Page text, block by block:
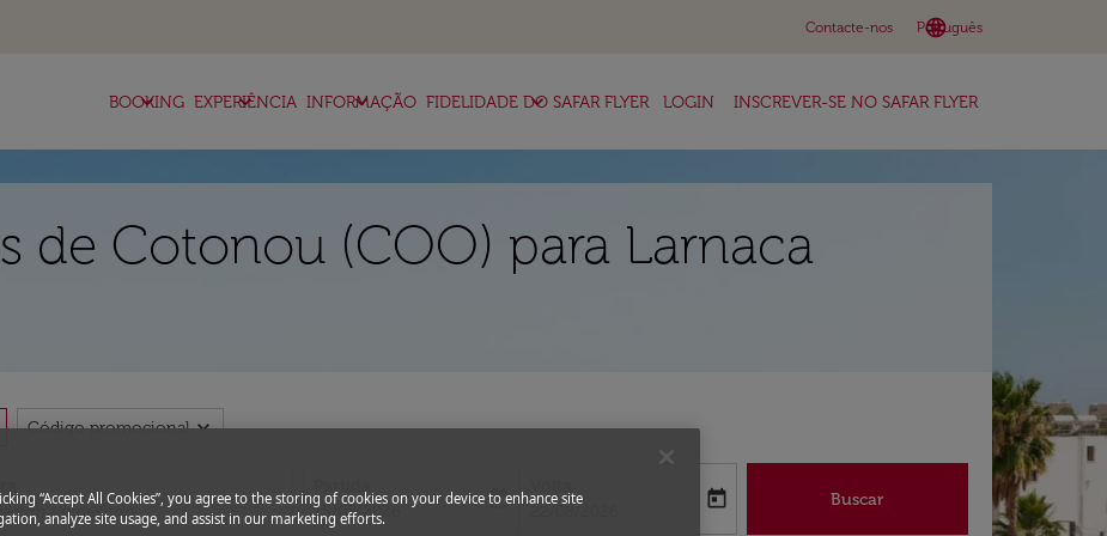
Contacte-nos language
Português
keyboard_arrow_down
BOOKING
keyboard_arrow_down EXPERIÊNCIA
keyboard_arrow_down INFORMAÇÃO
keyboard_arrow_down FIDELIDADE DO SAFAR FLYER
keyboard_arrow_down LOGIN INSCREVER-SE NO SAFAR FLYER
de Cotonou (COO) para Larnaca
Código promocionalexpand_more
fc-booking-departure-date-aria-label
15/08/2026
today
fc-booking-return-date-aria-label
today Buscar
“Accept All Cookies”, you agree to the storing of cookies on your device to enhance site
analyze site usage, and assist in our marketing efforts.